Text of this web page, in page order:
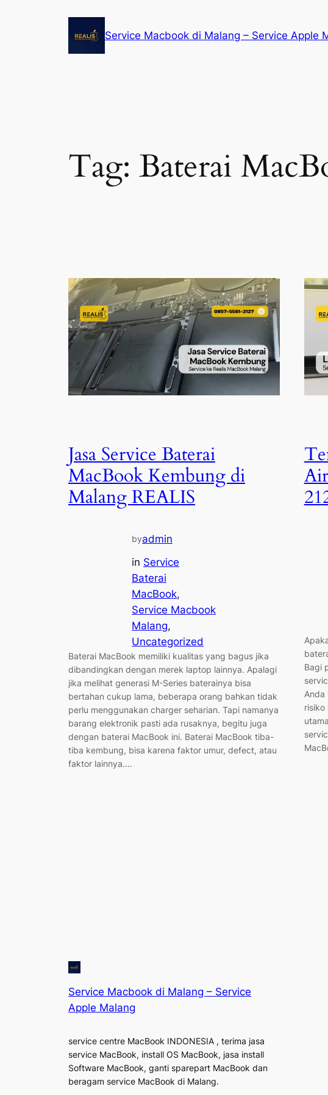
Service Macbook di Malang – Service Apple
Tag: Baterai
Jasa Service Baterai
MacBook Kembung di
Malang REALIS
byadmin
in Service
Baterai
MacBook
Service Macbook
Malang
Uncategorized
Baterai MacBook memiliki kualitas yang bagus jika
dibandingkan dengan merek laptop lainnya. Apalagi
jika melihat generasi M-Series baterainya bisa
bertahan cukup lama, beberapa orang bahkan tidak
perlu menggunakan charger seharian. Tapi namanya
barang elektronik pasti ada rusaknya, begitu juga
dengan baterai MacBook ini. Baterai MacBook tiba-
tiba kembung, bisa karena faktor umur, defect, atau
faktor lainnya.…
Bagi
Anda
risiko
Service Macbook di Malang – Service
Apple Malang
service centre MacBook INDONESIA , terima jasa
service MacBook, install OS MacBook, jasa install
Software MacBook, ganti sparepart MacBook dan
beragam service MacBook di Malang.